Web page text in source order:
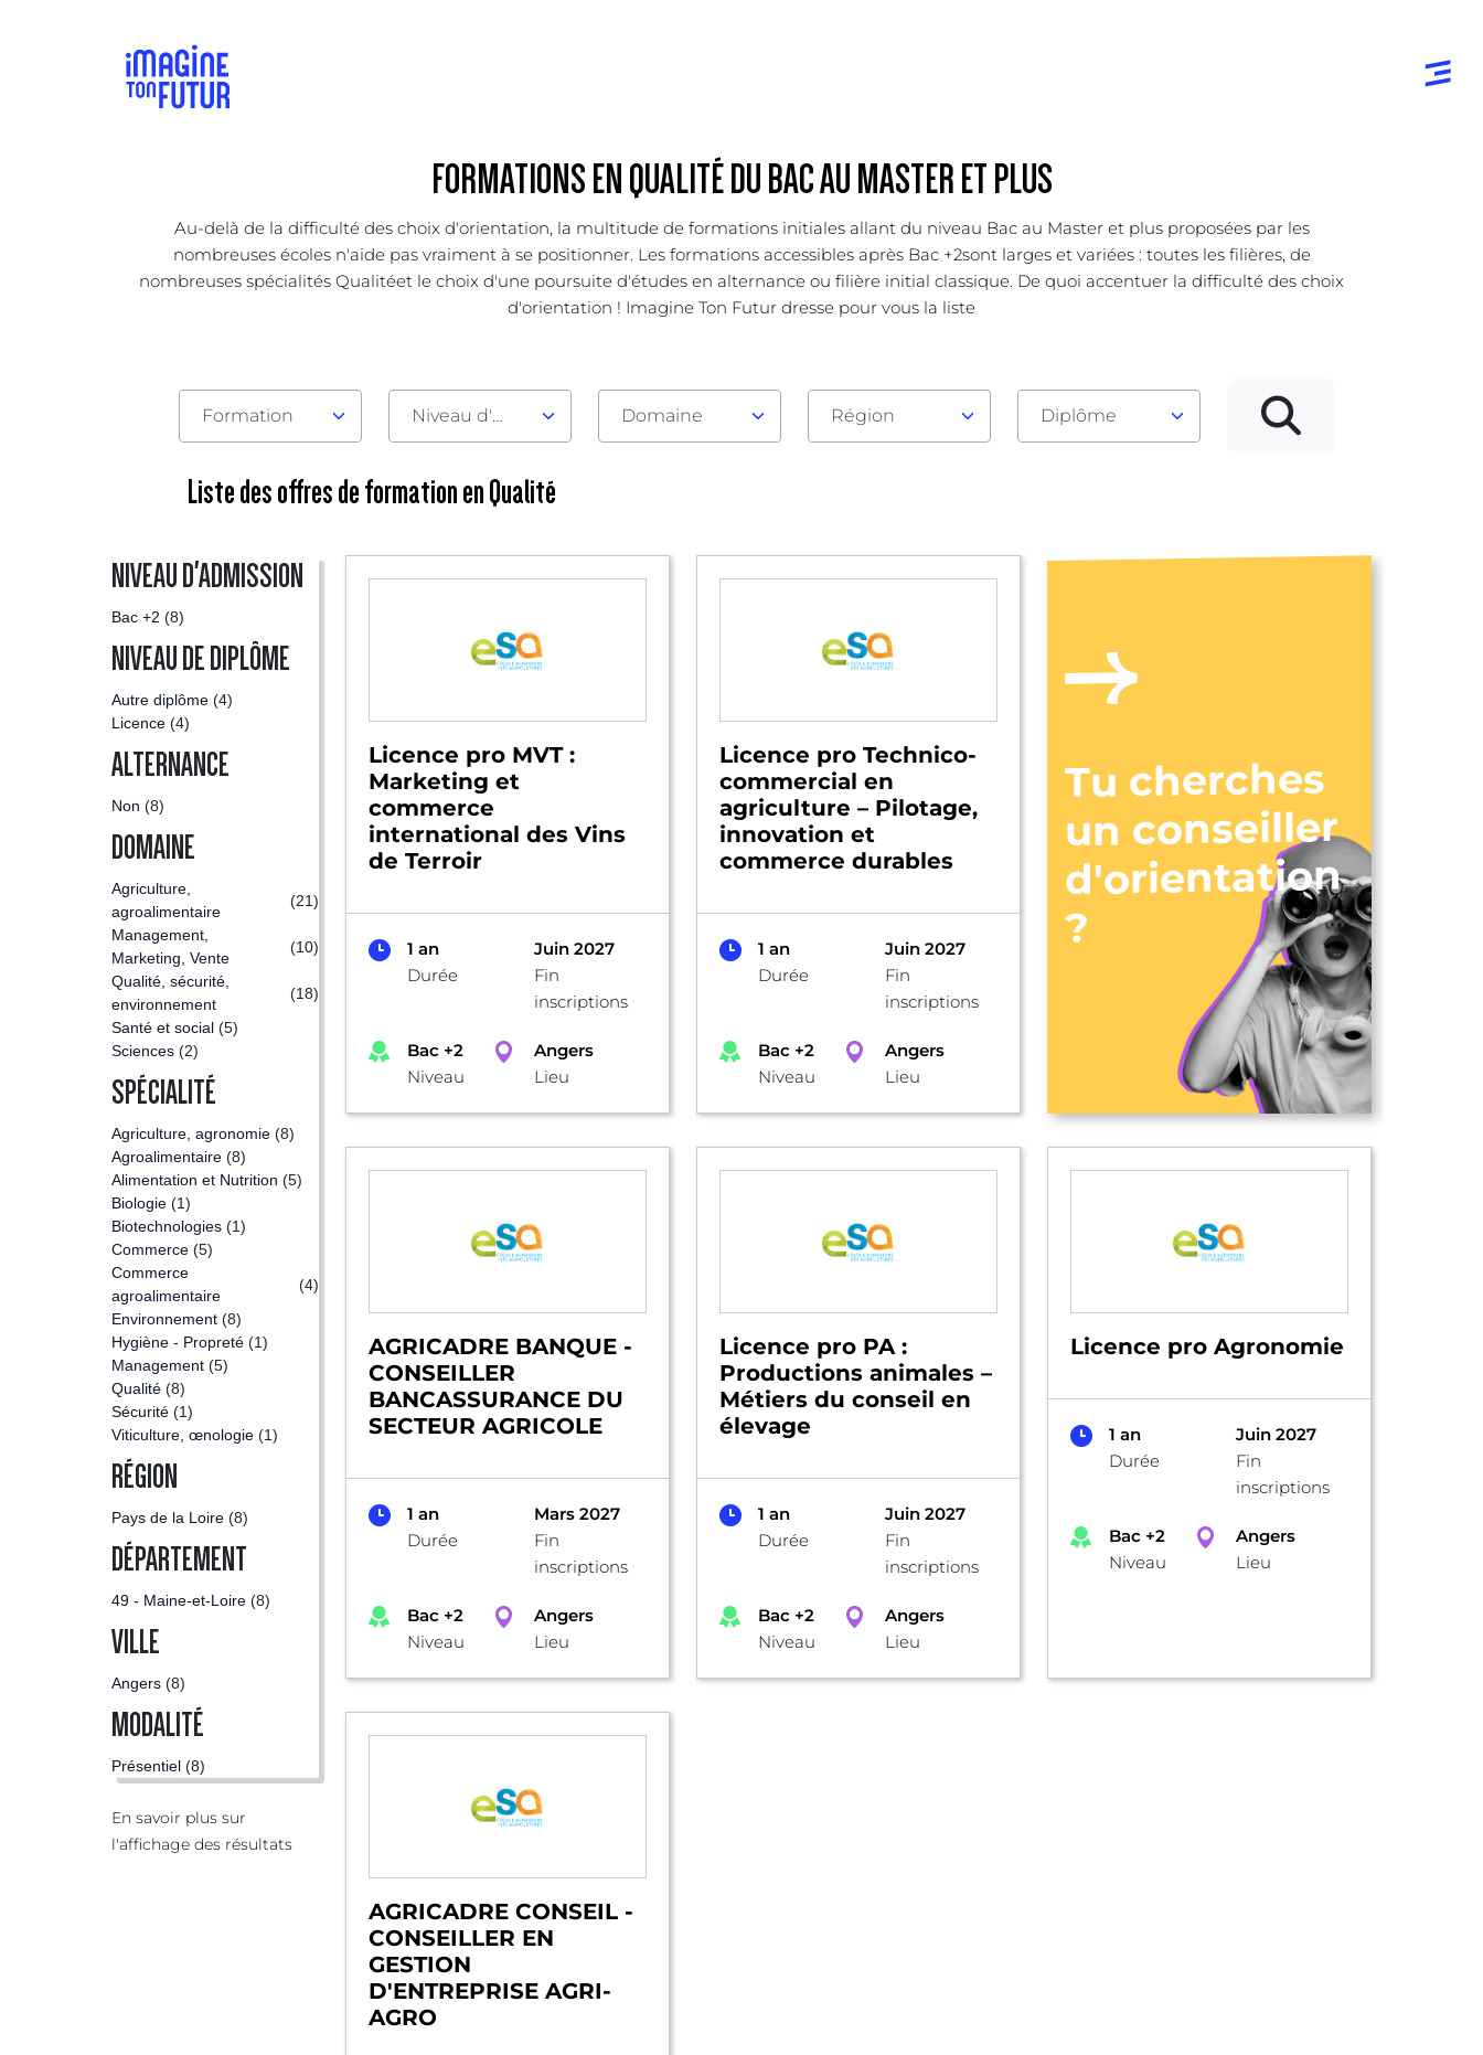
FORMATIONS EN QUALITÉ DU BAC AU MASTER ET PLUS
Au-delà de la difficulté des choix d'orientation, la multitude de formations initiales allant du niveau Bac au Master et plus proposées par les
nombreuses écoles n'aide pas vraiment à se positionner. Les formations accessibles après Bac +2sont larges et variées : toutes les filières, de
nombreuses spécialités Qualitéet le choix d'une poursuite d'études en alternance ou filière initial classique. De quoi accentuer la difficulté des choix
d'orientation ! Imagine Ton Futur dresse pour vous la liste
Formation Niveau d'admission Domaine Région Diplôme
Liste des offres de formation en Qualité
NIVEAU D'ADMISSION
Bac +2 (8)
NIVEAU DE DIPLÔME
Autre diplôme (4)
Licence (4)
ALTERNANCE
Non (8)
DOMAINE
Agriculture,
agroalimentaire
(21)
Management,
Marketing, Vente
(10)
Qualité, sécurité,
environnement
(18)
Santé et social (5)
Sciences (2)
SPÉCIALITÉ
Agriculture, agronomie (8)
Agroalimentaire (8)
Alimentation et Nutrition (5)
Biologie (1)
Biotechnologies (1)
Commerce (5)
Commerce
agroalimentaire
(4)
Environnement (8)
Hygiène - Propreté (1)
Management (5)
Qualité (8)
Sécurité (1)
Viticulture, œnologie (1)
RÉGION
Pays de la Loire (8)
DÉPARTEMENT
49 - Maine-et-Loire (8)
VILLE
Angers (8)
MODALITÉ
Présentiel (8)
En savoir plus sur
l'affichage des résultats
Licence pro MVT :
Marketing et
commerce
international des Vins
de Terroir
1 an
Durée
Juin 2027
Fin
inscriptions
Bac +2
Niveau
Angers
Lieu
Licence pro Technico-
commercial en
agriculture – Pilotage,
innovation et
commerce durables
1 an
Durée
Juin 2027
Fin
inscriptions
Bac +2
Niveau
Angers
Lieu
Tu cherches
un conseiller
d'orientation
?
AGRICADRE BANQUE -
CONSEILLER
BANCASSURANCE DU
SECTEUR AGRICOLE
1 an
Durée
Mars 2027
Fin
inscriptions
Bac +2
Niveau
Angers
Lieu
Licence pro PA :
Productions animales –
Métiers du conseil en
élevage
1 an
Durée
Juin 2027
Fin
inscriptions
Bac +2
Niveau
Angers
Lieu
Licence pro Agronomie
1 an
Durée
Juin 2027
Fin
inscriptions
Bac +2
Niveau
Angers
Lieu
AGRICADRE CONSEIL -
CONSEILLER EN
GESTION
D'ENTREPRISE AGRI-
AGRO